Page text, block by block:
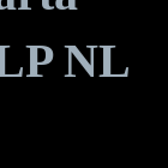
NL